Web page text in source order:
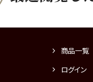
商品一覧
ログイン